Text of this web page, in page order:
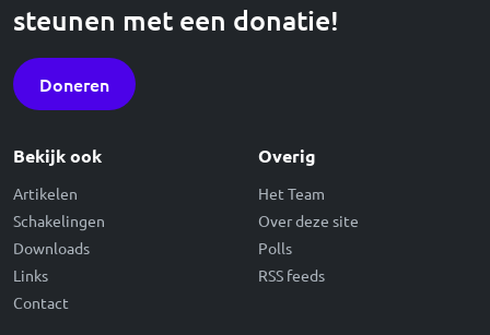
steunen met een donatie!
Doneren
Bekijk ook
Artikelen
Schakelingen
Downloads
Links
Contact
Overig
Het Team
Over deze site
Polls
RSS feeds